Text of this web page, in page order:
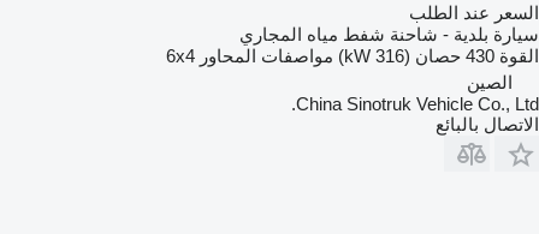
السعر عند الطلب
سيارة بلدية - شاحنة شفط مياه المجاري
القوة 430 حصان (316 kW) مواصفات المحاور 6x4
الصين
China Sinotruk Vehicle Co., Ltd.
الاتصال بالبائع